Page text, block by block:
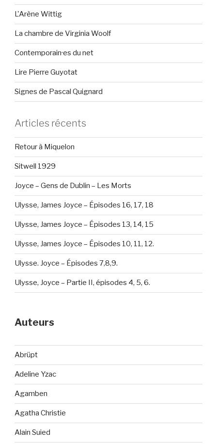
L'Arène Wittig
La chambre de Virginia Woolf
Contemporain·es du net
Lire Pierre Guyotat
Signes de Pascal Quignard
Articles récents
Retour à Miquelon
Sitwell 1929
Joyce – Gens de Dublin – Les Morts
Ulysse, James Joyce – Épisodes 16, 17, 18
Ulysse, James Joyce – Épisodes 13, 14, 15
Ulysse, James Joyce – Épisodes 10, 11, 12.
Ulysse. Joyce – Épisodes 7,8,9.
Ulysse, Joyce – Partie II, épisodes 4, 5, 6.
Auteurs
Abrüpt
Adeline Yzac
Agamben
Agatha Christie
Alain Suied